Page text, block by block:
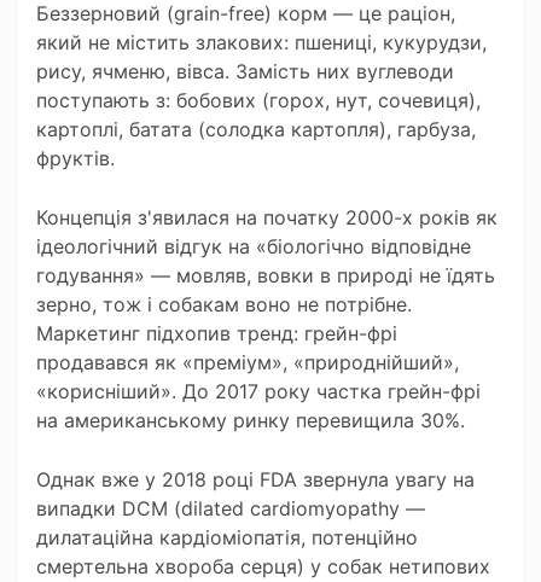
Беззерновий (grain-free) корм — це раціон,
який не містить злакових: пшениці, кукурудзи,
рису, ячменю, вівса. Замість них вуглеводи
поступають з: бобових (горох, нут, сочевиця),
картоплі, батата (солодка картопля), гарбуза,
фруктів.
Концепція з'явилася на початку 2000-х років як
ідеологічний відгук на «біологічно відповідне
годування» — мовляв, вовки в природі не їдять
зерно, тож і собакам воно не потрібне.
Маркетинг підхопив тренд: грейн-фрі
продавався як «преміум», «природнійший»,
«корисніший». До 2017 року частка грейн-фрі
на американському ринку перевищила 30%.
Однак вже у 2018 році FDA звернула увагу на
випадки DCM (dilated cardiomyopathy —
дилатаційна кардіоміопатія, потенційно
смертельна хвороба серця) у собак нетипових